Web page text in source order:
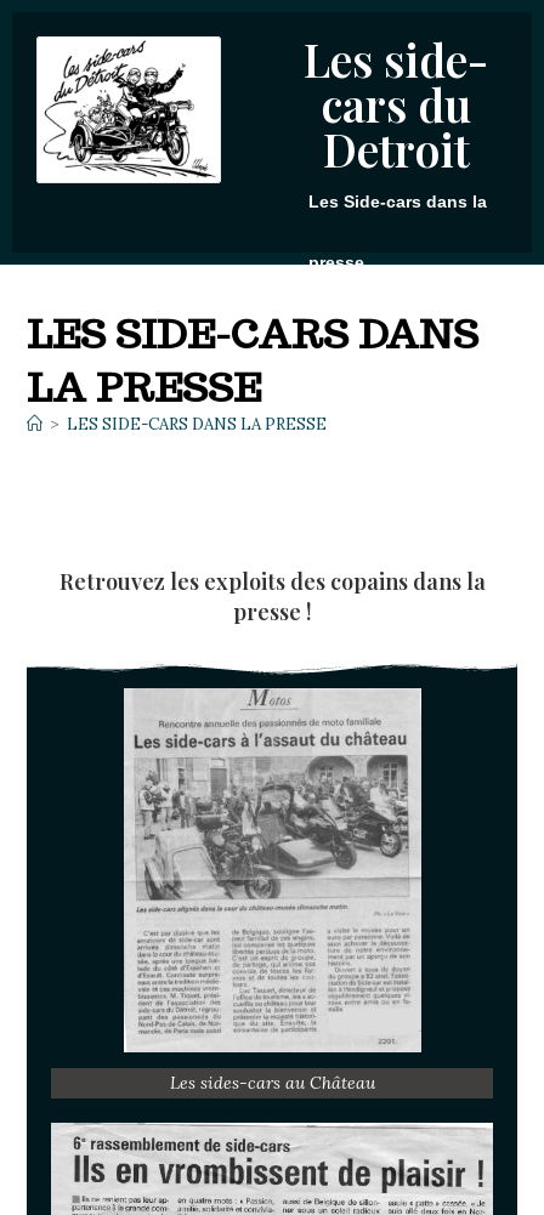
Les Side-cars dans la
presse
Les side-
cars du
Detroit
LES SIDE-CARS DANS
LA PRESSE
> LES SIDE-CARS DANS LA PRESSE
Retrouvez les exploits des copains dans la
presse !
Les sides-cars au Château